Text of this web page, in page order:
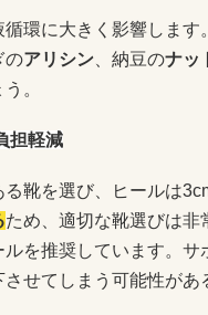
循環に大きく影響します
のアリシン 、納豆のナッ
。
担軽減
靴を選び、ヒールは
ため、適切な靴選びは
を推奨しています。
せてしまう可能性があ